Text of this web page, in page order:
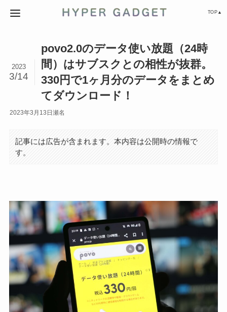
TOP▲
povo2.0のデータ使い放題（24時
間）はサブスクとの相性が抜群。
330円で1ヶ月分のデータをまとめ
てダウンロード！
2023
3/14
2023年3月13日 瀬名
記事には広告が含まれます。本内容は公開時の情報で
す。